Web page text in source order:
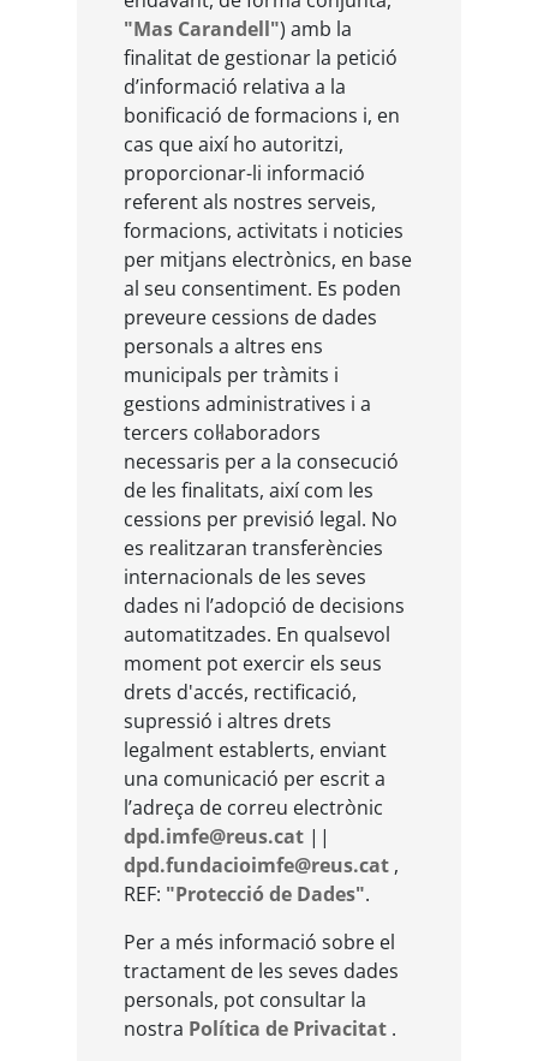
"Mas Carandell") amb la
finalitat de gestionar la petició
d’informació relativa a la
bonificació de formacions i, en
cas que així ho autoritzi,
proporcionar-li informació
referent als nostres serveis,
formacions, activitats i noticies
per mitjans electrònics, en base
al seu consentiment. Es poden
preveure cessions de dades
personals a altres ens
municipals per tràmits i
gestions administratives i a
tercers col·laboradors
necessaris per a la consecució
de les finalitats, així com les
cessions per previsió legal. No
es realitzaran transferències
internacionals de les seves
dades ni l’adopció de decisions
automatitzades. En qualsevol
moment pot exercir els seus
drets d'accés, rectificació,
supressió i altres drets
legalment establerts, enviant
una comunicació per escrit a
l’adreça de correu electrònic
dpd.imfe@reus.cat ||
dpd.fundacioimfe@reus.cat ,
REF: "Protecció de Dades".
Per a més informació sobre el
tractament de les seves dades
personals, pot consultar la
nostra Política de Privacitat .